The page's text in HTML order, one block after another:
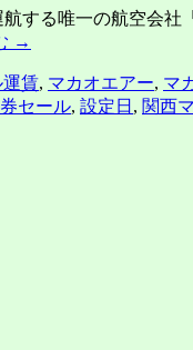
する唯一の航空会
→
運賃, マカオエアー, マ
セール, 設定日 , 関西